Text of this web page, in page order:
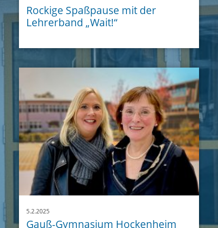
Rockige Spaßpause mit der
Lehrerband „Wait!“
5.2.2025
Gauß-Gymnasium Hockenheim